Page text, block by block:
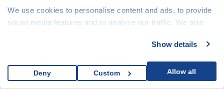
We use cookies to personalise content and ads, to provide
social media features and to analyse our traffic. We also
media, advertising and analytics partners who may
them or that they’ve collected from your use of their
services.
Show details
Allow all
Custom
Deny